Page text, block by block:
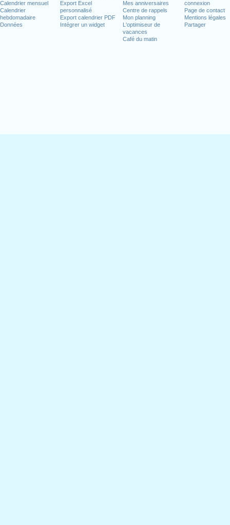
Calendrier mensuel
Calendrier
hebdomadaire
Données
Export Excel
personnalisé
Export calendrier PDF
Intégrer un widget
Mes anniversaires
Centre de rappels
Mon planning
L'optimiseur de
vacances
Café du matin
connexion
Page de contact
Mentions légales
Partager